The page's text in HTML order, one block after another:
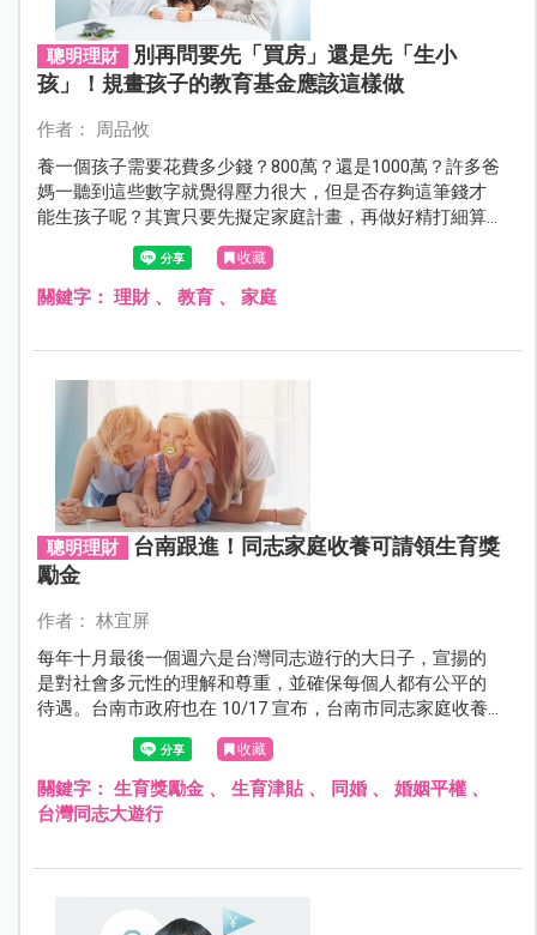
聰明理財
別再問要先「買房」還是先「生小
孩」！規畫孩子的教育基金應該這樣做
作者： 周品攸
養一個孩子需要花費多少錢？800萬？還是1000萬？許多爸
媽一聽到這些數字就覺得壓力很大，但是否存夠這筆錢才
能生孩子呢？其實只要先擬定家庭計畫，再做好精打細算
的金錢分配，即可輕鬆存下寶寶的教育基金。
收藏
關鍵字： 理財、 教育、 家庭
聰明理財
台南跟進！同志家庭收養可請領生育獎
勵金
作者： 林宜屏
每年十月最後一個週六是台灣同志遊行的大日子，宣揚的
是對社會多元性的理解和尊重，並確保每個人都有公平的
待遇。台南市政府也在 10/17 宣布，台南市同志家庭收養
可請領生育獎勵金，成為繼新北市、台北市、高雄市以
外，第四個同志家庭收養可請領生育獎勵金縣市。
收藏
關鍵字： 生育獎勵金、 生育津貼、 同婚、 婚姻平權、
台灣同志大遊行